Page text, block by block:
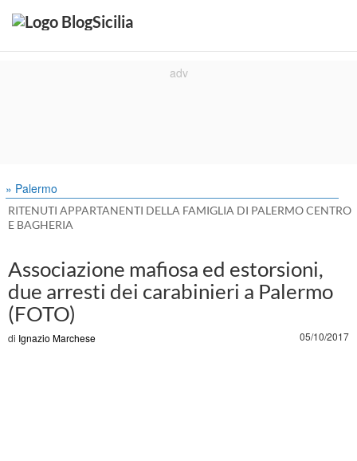
» Palermo
RITENUTI APPARTANENTI DELLA FAMIGLIA DI PALERMO CENTRO
E BAGHERIA
Associazione mafiosa ed estorsioni,
due arresti dei carabinieri a Palermo
(FOTO)
di Ignazio Marchese 05/10/2017